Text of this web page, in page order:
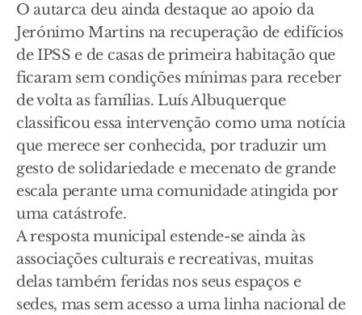
O autarca deu ainda destaque ao apoio da
Jerónimo Martins na recuperação de edifícios
de IPSS e de casas de primeira habitação que
ficaram sem condições mínimas para receber
de volta as famílias. Luís Albuquerque
classificou essa intervenção como uma notícia
que merece ser conhecida, por traduzir um
gesto de solidariedade e mecenato de grande
escala perante uma comunidade atingida por
uma catástrofe.
A resposta municipal estende-se ainda às
associações culturais e recreativas, muitas
delas também feridas nos seus espaços e
sedes, mas sem acesso a uma linha nacional de